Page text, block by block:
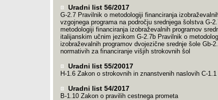
Uradni list 56/2017
G-2.7 Pravilnik o metodologiji financiranja
vzgojnega programa na področju srednjega šolstva G-
metodologiji financiranja izobraževalnih programov
italijanskim učnim jezikom G-2.7b Pravilnik o
izobraževalnih programov dvojezične srednje šole Gb-
normativih za financiranje višjih strokovnih šol
Uradni list 55/20017
H-1.6 Zakon o strokovnih in znanstvenih naslovih C-
Uradni list 54/2017
B-1.10 Zakon o pravilih cestnega prometa